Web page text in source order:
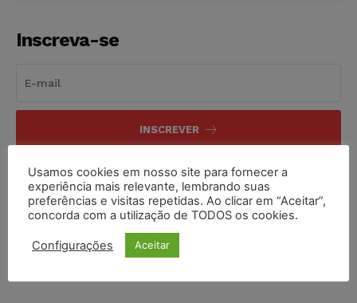
Inscreva-se
INSCREVER
Li e aceito aPolítica de Privacidade.
Usamos cookies em nosso site para fornecer a
experiência mais relevante, lembrando suas
preferências e visitas repetidas. Ao clicar em “Aceitar”,
concorda com a utilização de TODOS os cookies.
Configurações Aceitar